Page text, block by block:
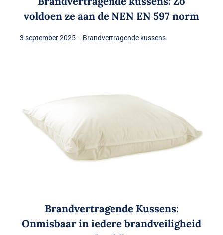
voldoen ze aan de NEN EN 597 norm
3 september 2025 - Brandvertragende kussens
Brandvertragende Kussens:
Onmisbaar in iedere brandveiligheid